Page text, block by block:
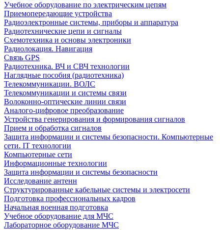
Учебное оборудование по электрическим цепям
Приемопередающие устройства
Радиоэлектронные системы, приборы и аппаратура
Радиотехнические цепи и сигналы
Схемотехника и основы электроники
Радиолокация. Навигация
Связь GPS
Радиотехника. ВЧ и СВЧ технологии
Наглядные пособия (радиотехника)
Телекоммуникации. ВОЛС
Телекоммуникации и системы связи
Волоконно-оптические линии связи
Аналого-цифровое преобразование
Устройства генерирования и формирования сигналов
Прием и обработка сигналов
Защита информации и системы безопасности. Компьютерные
сети. IT технологии
Компьютерные сети
Информационные технологии
Защита информации и системы безопасности
Исследование антенн
Структурированные кабельные системы и электросети
Подготовка профессиональных кадров
Начальная военная подготовка
Учебное оборудование для МЧС
Лабораторное оборудование МЧС